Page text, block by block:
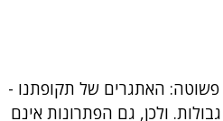
פשוטה: האתגרים של תקופתנו -
ולכן, גם הפתרונות אינם